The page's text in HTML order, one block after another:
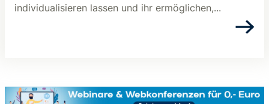
individualisieren lassen und ihr ermöglichen,...